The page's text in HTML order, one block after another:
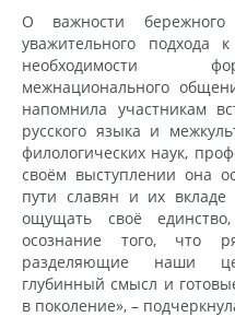
О важности
уважительного
необходимости
межнационального
напомнила участникам
русского языка и
филологических наук,
своём выступлении она
пути славян и их
ощущать своё
осознание того, что
разделяющие наши
глубинный смысл и
в поколение», –